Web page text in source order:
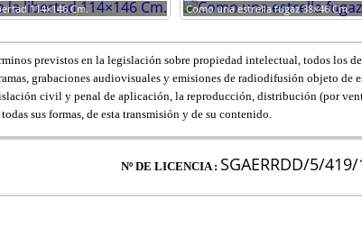
114×146 Cm. Como una estrella fugaz 38×46 Cm.
previstos en la legislación sobre propiedad intelectual, todos los
grabaciones audiovisuales y emisiones de radiodifusión objeto
civil y penal de aplicación, la reproducción, distribución (por
sus formas, de esta transmisión y de su contenido.
Nº DE LICENCIA : SGAERRDD/5/